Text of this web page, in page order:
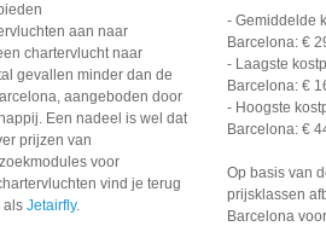
aan naar
chartervlucht naar
gevallen minder dan de
aangeboden door
Een nadeel is wel dat
prijzen van
voor
vind je terug
als Jetairfly.
- Gemiddelde
Barcelona: €
- Laagste
Barcelona: €
- Hoogste
Barcelona: €
Op basis van
prijsklassen
Barcelona